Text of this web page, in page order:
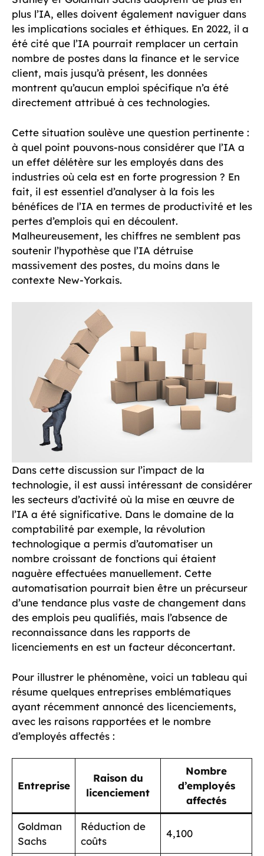
plus l’IA, elles doivent également naviguer dans
les implications sociales et éthiques. En 2022, il a
été cité que l’IA pourrait remplacer un certain
nombre de postes dans la finance et le service
client, mais jusqu’à présent, les données
montrent qu’aucun emploi spécifique n’a été
directement attribué à ces technologies.
Cette situation soulève une question pertinente :
à quel point pouvons-nous considérer que l’IA a
un effet délétère sur les employés dans des
industries où cela est en forte progression ? En
fait, il est essentiel d’analyser à la fois les
bénéfices de l’IA en termes de productivité et les
pertes d’emplois qui en découlent.
Malheureusement, les chiffres ne semblent pas
soutenir l’hypothèse que l’IA détruise
massivement des postes, du moins dans le
contexte New-Yorkais.
Dans cette discussion sur l’impact de la
technologie, il est aussi intéressant de considérer
les secteurs d’activité où la mise en œuvre de
l’IA a été significative. Dans le domaine de la
comptabilité par exemple, la révolution
technologique a permis d’automatiser un
nombre croissant de fonctions qui étaient
naguère effectuées manuellement. Cette
automatisation pourrait bien être un précurseur
d’une tendance plus vaste de changement dans
des emplois peu qualifiés, mais l’absence de
reconnaissance dans les rapports de
licenciements en est un facteur déconcertant.
Pour illustrer le phénomène, voici un tableau qui
résume quelques entreprises emblématiques
ayant récemment annoncé des licenciements,
avec les raisons rapportées et le nombre
d’employés affectés :
Entreprise
Raison du
licenciement
Nombre
d’employés
affectés
Goldman
Sachs
Réduction de
coûts
4,100